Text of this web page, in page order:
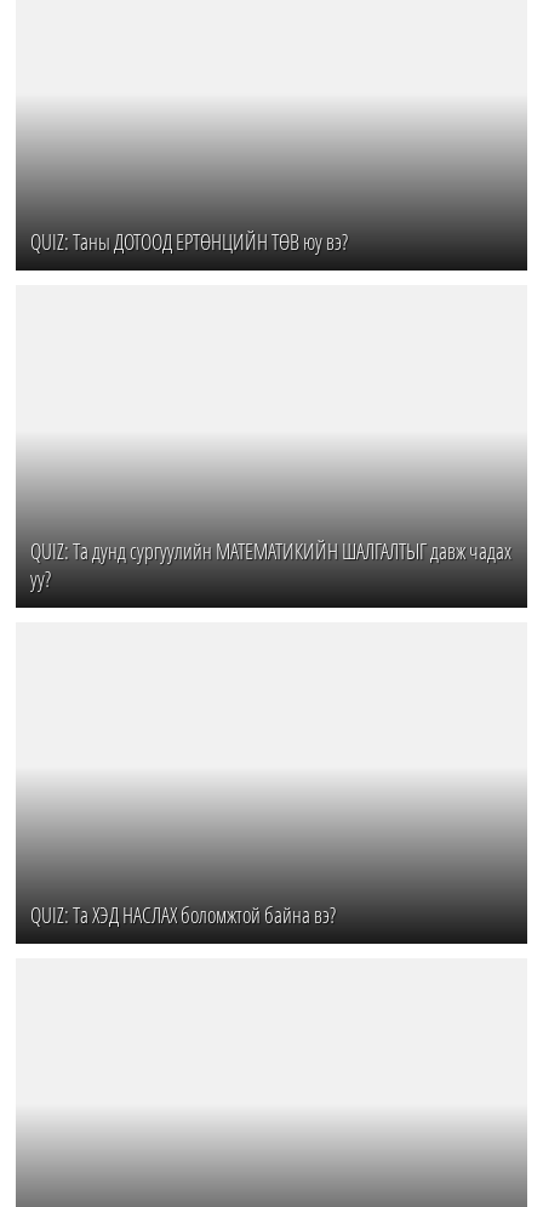
QUIZ: Таны ДОТООД ЕРТӨНЦИЙН ТӨВ юу вэ?
QUIZ: Та дунд сургуулийн МАТЕМАТИКИЙН ШАЛГАЛТЫГ давж чадах
уу?
QUIZ: Та ХЭД НАСЛАХ боломжтой байна вэ?